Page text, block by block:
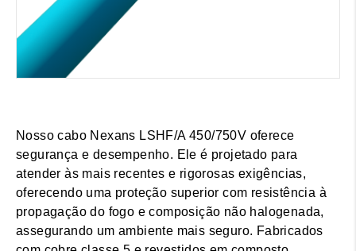
Nosso cabo Nexans LSHF/A 450/750V oferece
segurança e desempenho. Ele é projetado para
atender às mais recentes e rigorosas exigências,
oferecendo uma proteção superior com resistência à
propagação do fogo e composição não halogenada,
assegurando um ambiente mais seguro. Fabricados